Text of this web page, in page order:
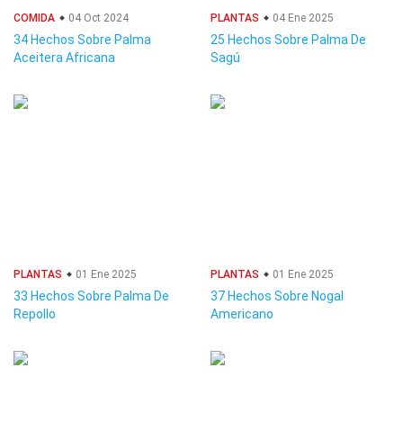
COMIDA 04 Oct 2024
34 Hechos Sobre Palma
Aceitera Africana
PLANTAS 04 Ene 2025
25 Hechos Sobre Palma De
Sagú
PLANTAS 01 Ene 2025
33 Hechos Sobre Palma De
Repollo
PLANTAS 01 Ene 2025
37 Hechos Sobre Nogal
Americano